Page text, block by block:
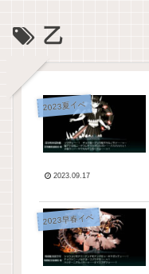
乙
2023夏イベ
2023.09.17
2023早春イベ